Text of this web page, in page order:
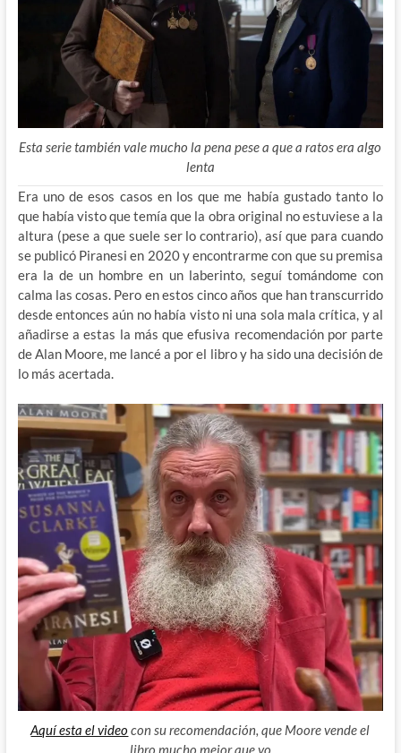
Esta serie también vale mucho la pena pese a que a ratos era algo
lenta
Era uno de esos casos en los que me había gustado tanto lo
que había visto que temía que la obra original no estuviese a la
altura (pese a que suele ser lo contrario), así que para cuando
se publicó Piranesi en 2020 y encontrarme con que su premisa
era la de un hombre en un laberinto, seguí tomándome con
calma las cosas. Pero en estos cinco años que han transcurrido
desde entonces aún no había visto ni una sola mala crítica, y al
añadirse a estas la más que efusiva recomendación por parte
de Alan Moore, me lancé a por el libro y ha sido una decisión de
lo más acertada.
Aquí esta el video con su recomendación, que Moore vende el
libro mucho mejor que yo